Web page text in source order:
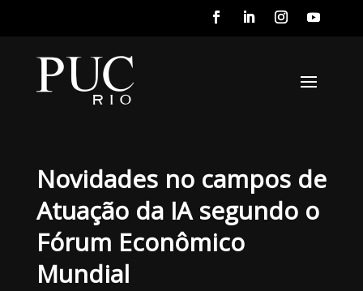
Novidades no campos de
Atuação da IA segundo o
Fórum Econômico
Mundial